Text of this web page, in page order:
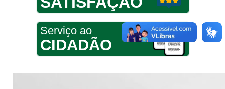
Serviço ao
CIDADÃO